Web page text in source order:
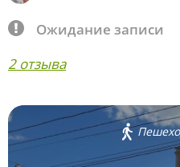
Ожидание записи
2 отзыва